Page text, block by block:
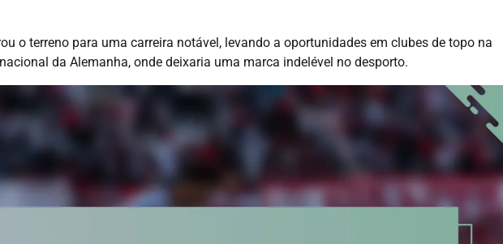
o terreno para uma carreira notável, levando a oportunidades em clubes de topo na
da Alemanha, onde deixaria uma marca indelével no desporto.